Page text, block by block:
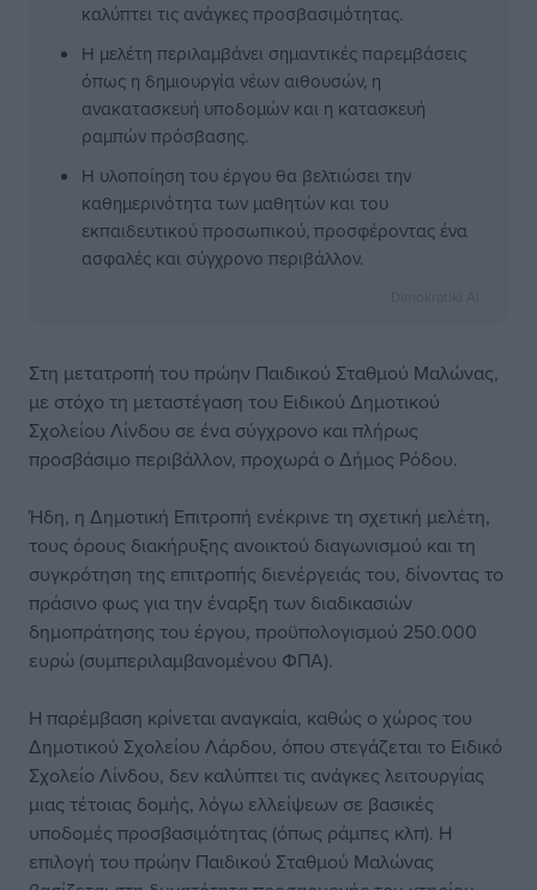
καλύπτει τις ανάγκες προσβασιμότητας.
Η μελέτη περιλαμβάνει σημαντικές παρεμβάσεις
όπως η δημιουργία νέων αιθουσών, η
ανακατασκευή υποδομών και η κατασκευή
ραμπών πρόσβασης.
Η υλοποίηση του έργου θα βελτιώσει την
καθημερινότητα των μαθητών και του
εκπαιδευτικού προσωπικού, προσφέροντας ένα
ασφαλές και σύγχρονο περιβάλλον.
Στη μετατροπή του πρώην Παιδικού Σταθμού Μαλώνας,
με στόχο τη μεταστέγαση του Ειδικού Δημοτικού
Σχολείου Λίνδου σε ένα σύγχρονο και πλήρως
προσβάσιμο περιβάλλον, προχωρά ο Δήμος Ρόδου.
Ήδη, η Δημοτική Επιτροπή ενέκρινε τη σχετική μελέτη,
τους όρους διακήρυξης ανοικτού διαγωνισμού και τη
συγκρότηση της επιτροπής διενέργειάς του, δίνοντας το
πράσινο φως για την έναρξη των διαδικασιών
δημοπράτησης του έργου, προϋπολογισμού 250.000
ευρώ (συμπεριλαμβανομένου ΦΠΑ).
Η παρέμβαση κρίνεται αναγκαία, καθώς ο χώρος του
Δημοτικού Σχολείου Λάρδου, όπου στεγάζεται το Ειδικό
Σχολείο Λίνδου, δεν καλύπτει τις ανάγκες λειτουργίας
μιας τέτοιας δομής, λόγω ελλείψεων σε βασικές
υποδομές προσβασιμότητας (όπως ράμπες κλπ). Η
επιλογή του πρώην Παιδικού Σταθμού Μαλώνας